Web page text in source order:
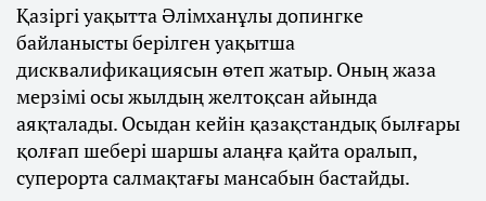
Қазіргі уақытта Әлімханұлы допингке
байланысты берілген уақытша
дисквалификациясын өтеп жатыр. Оның жаза
мерзімі осы жылдың желтоқсан айында
аяқталады. Осыдан кейін қазақстандық былғары
қолғап шебері шаршы алаңға қайта оралып,
суперорта салмақтағы мансабын бастайды.